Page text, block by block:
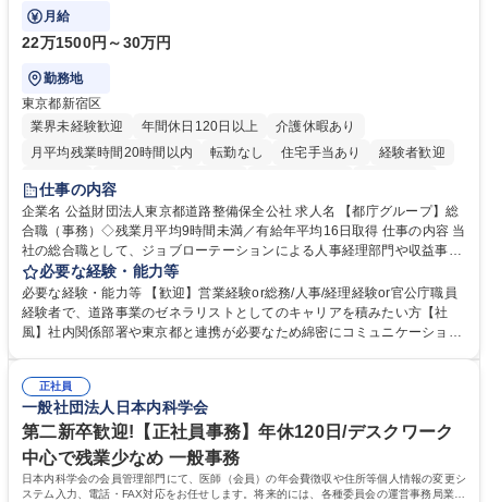
ております！ ※下記業務詳細
月給
22万1500円～30万円
勤務地
東京都新宿区
業界未経験歓迎
年間休日120日以上
介護休暇あり
月平均残業時間20時間以内
転勤なし 住宅手当あり
経験者歓迎
研修あり
退職金あり
駅近5分以内
資格取得手当あり 食事補助あり
仕事の内容
企業名 公益財団法人東京都道路整備保全公社 求人名 【都庁グループ】総
合職（事務）◇残業月平均9時間未満／有給年平均16日取得 仕事の内容 当
社の総合職として、ジョブローテーションによる人事経理部門や収益事業
等のフロント部門の部署等幅広い部署での業務をお任せいたします。研修
制度やキャリア支援が充実しております！ ※下記業務詳細 【業務詳細】■
管理部門：広報、人事、経理など当公社の運営に係る管理業務 ■収益部
門：駐車場の新規開拓、管理運営、新宿駅西口広場の「イベントコーナ
道路施設や道路工事現場の見学ツアー事業 ※入社後は上記いずれかの部門
へ配属。※業務内容変更の範囲：会社の定める業務 募集職種 【都庁グル
ープ】総合職（事務）◇残業月平均9時間未満／有給年平均16日取得
必要な経験・能力等
必要な経験・能力等 【歓迎】営業経験or総務/人事/経理経験or官公庁職員
経験者で、道路事業のゼネラリストとしてのキャリアを積みたい方【社
風】社内関係部署や東京都と連携が必要なため綿密にコミュニケーション
部門など多岐に渡る業務を経験できます。 ■様々なプロジェクト：駐車場
事業の他、新宿駅西口広場内に設置された照明を兼ねた広告「ブライトサ
イン」の管理運営を行うなど、事業収益を生み出す活動を積極的に行って
います。 学歴・資格 学歴：大学院 大学 高専 短大 専修学校 高校 語学力：
資格：
正社員
一般社団法人日本内科学会
第二新卒歓迎!【正社員事務】年休120日/デスクワーク
中心で残業少なめ 一般事務
日本内科学会の会員管理部門にて、医師（会員）の年会費徴収や住所等個人情報の変更シ
ステム入力、電話・FAX対応をお任せします。将来的には、各種委員会の運営事務局業務